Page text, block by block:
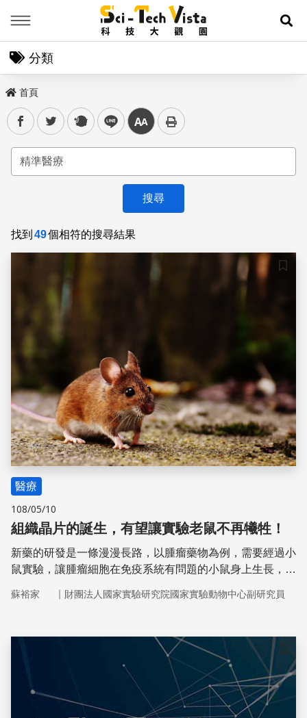
展
分類
首頁
facebooktwitter plurk line 中
找到 49個相符的搜尋結果
儲存
醫療
108/05/10
組織晶片的誕生，有望讓實驗老鼠不再犧牲！
新藥的研發是一條漫漫長路，以腫瘤藥物為例，需要經過小
鼠實驗，讓腫瘤細胞在免疫系統有問題的小鼠身上生長，藉
市。然而，由於小鼠與人體的差異，再加上動物保護意識的
寵兒。
蘇裕家 ｜ 財團法人國家實驗研究院國家實驗動物中心副研究員
儲存